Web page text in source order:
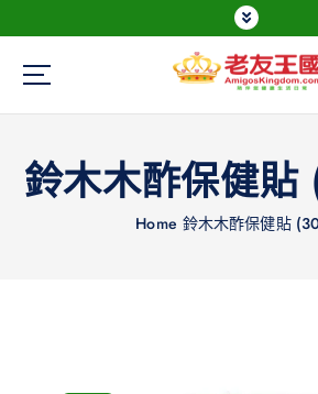
Everything is possible
鈴木木酢保健
Home 鈴木木酢保健貼